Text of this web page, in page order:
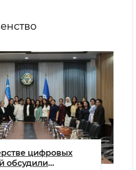
цифровых
обсудили